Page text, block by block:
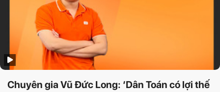
Chuyên gia Vũ Đức Long: ‘Dân Toán có lợi thế